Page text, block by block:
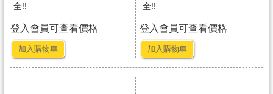
全!!
登入會員可查看價格
加入購物車
全!!
登入會員可查看價格
加入購物車